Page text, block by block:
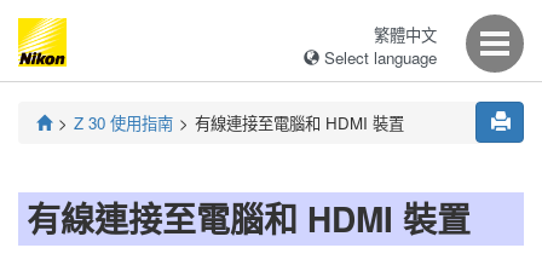
繁體中文
Select language
Z 30 使用指南 有線連接至電腦和 HDMI 裝置
有線連接至電腦和 HDMI 裝置